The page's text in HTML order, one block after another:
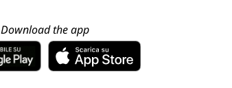
Download the app